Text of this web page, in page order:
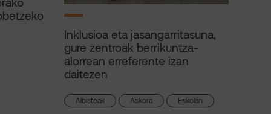
Inklusioa eta jasangarritasuna,
gure zentroak berrikuntza-
alorrean erreferente izan
daitezen
Albisteak Askora Eskolan